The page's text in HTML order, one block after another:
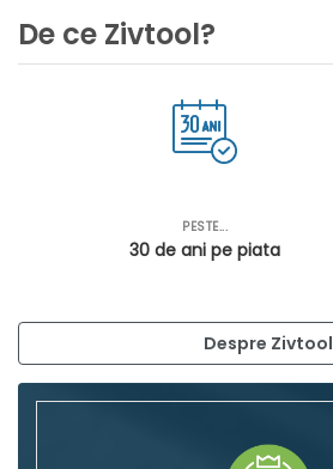
De ce Zivtool?
PESTE...
30 de ani pe piata
Despre Zivtool